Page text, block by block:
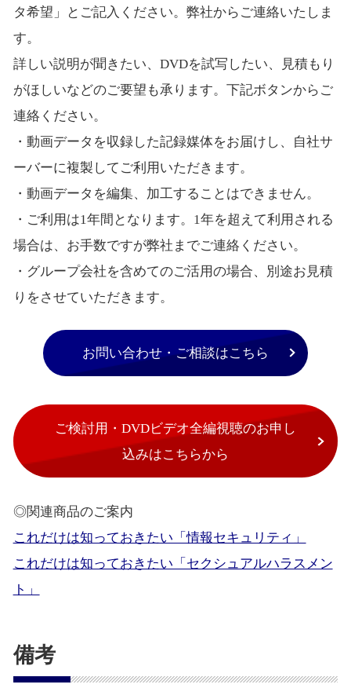
タ希望」とご記入ください。弊社からご連絡いたしま
す。
詳しい説明が聞きたい、DVDを試写したい、見積もり
がほしいなどのご要望も承ります。下記ボタンからご
連絡ください。
・動画データを収録した記録媒体をお届けし、自社サ
ーバーに複製してご利用いただきます。
・動画データを編集、加工することはできません。
・ご利用は1年間となります。1年を超えて利用される
場合は、お手数ですが弊社までご連絡ください。
・グループ会社を含めてのご活用の場合、別途お見積
りをさせていただきます。
お問い合わせ・ご相談はこちら
ご検討用・DVDビデオ全編視聴のお申し
込みはこちらから
◎関連商品のご案内
これだけは知っておきたい「情報セキュリティ」
これだけは知っておきたい「セクシュアルハラスメン
ト」
備考